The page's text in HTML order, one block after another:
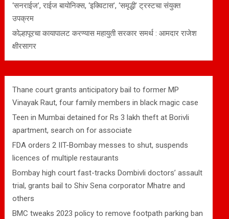
‘सनराईज’, राईज बायोनिक्स, ‘इक्विटास’, ‘समृद्धी’ ट्रस्टचा संयुक्त
उपक्रम
कोल्हापूरचा कायापालट करण्यास महायुती सरकार समर्थ : आमदार राजेश
क्षीरसागर
Thane court grants anticipatory bail to former MP
Vinayak Raut, four family members in black magic case
Teen in Mumbai detained for Rs 3 lakh theft at Borivli
apartment, search on for associate
FDA orders 2 IIT-Bombay messes to shut, suspends
licences of multiple restaurants
Bombay high court fast-tracks Dombivli doctors’ assault
trial, grants bail to Shiv Sena corporator Mhatre and
others
BMC tweaks 2023 policy to remove footpath parking ban